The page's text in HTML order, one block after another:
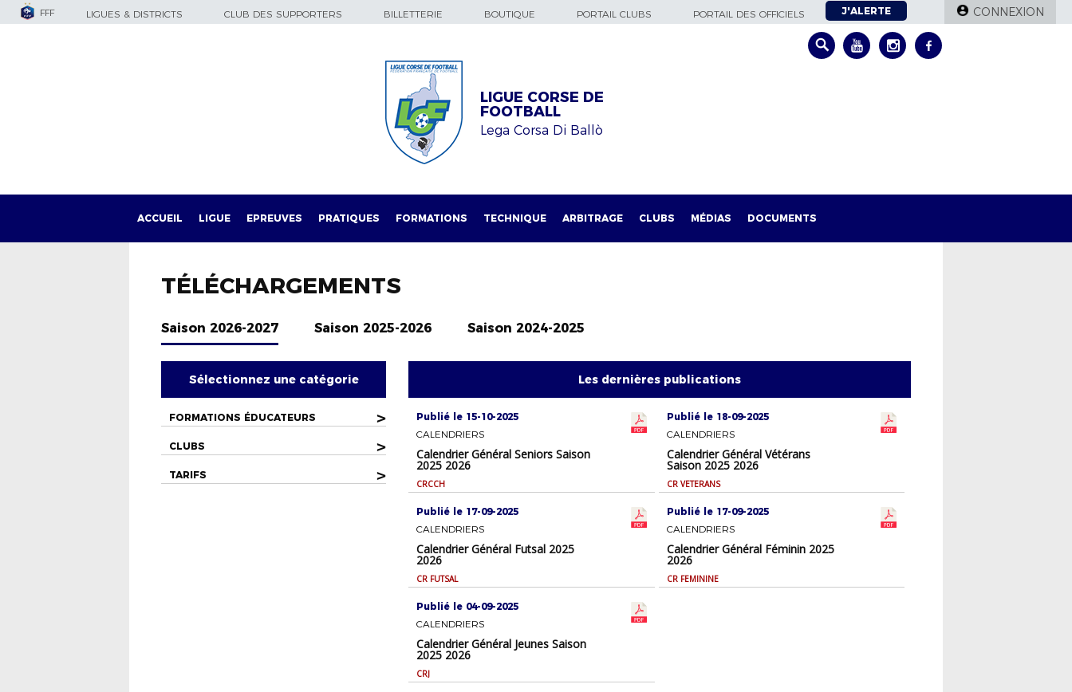
FFF LIGUES & DISTRICTS CLUB DES SUPPORTERS BILLETTERIE BOUTIQUE PORTAIL CLUBS PORTAIL DES OFFICIELS J'ALERTE CONNEXION
LIGUE CORSE DE
FOOTBALL
Lega Corsa Di Ballò
ACCUEIL LIGUE EPREUVES PRATIQUES FORMATIONS TECHNIQUE ARBITRAGE CLUBS MÉDIAS DOCUMENTS
TÉLÉCHARGEMENTS
Saison 2026-2027 Saison 2025-2026 Saison 2024-2025
Sélectionnez une catégorie
FORMATIONS ÉDUCATEURS >
CLUBS >
TARIFS >
Les dernières publications
Publié le 15-10-2025
CALENDRIERS
Calendrier Général Seniors Saison
2025 2026
CRCCH
Publié le 18-09-2025
CALENDRIERS
Calendrier Général Vétérans
Saison 2025 2026
CR VETERANS
Publié le 17-09-2025
CALENDRIERS
Calendrier Général Futsal 2025
2026
CR FUTSAL
Publié le 17-09-2025
CALENDRIERS
Calendrier Général Féminin 2025
2026
CR FEMININE
Publié le 04-09-2025
CALENDRIERS
Calendrier Général Jeunes Saison
2025 2026
CRJ